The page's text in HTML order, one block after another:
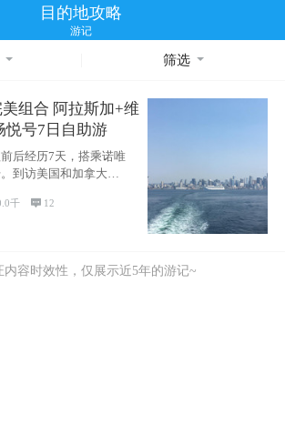
目的地攻略
游记
筛选
组合 阿拉斯加+维
悦号7日自助游
后经历7天，搭乘诺唯
到访美国和加拿大的4
千  12
内容时效性，仅展示近5年的游记~